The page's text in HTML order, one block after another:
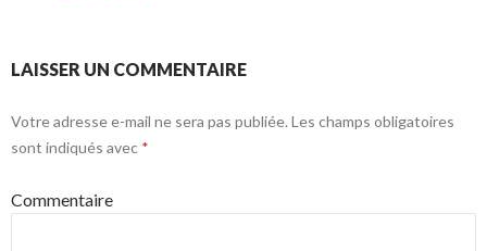
LAISSER UN COMMENTAIRE
Votre adresse e-mail ne sera pas publiée. Les champs obligatoires
sont indiqués avec *
Commentaire